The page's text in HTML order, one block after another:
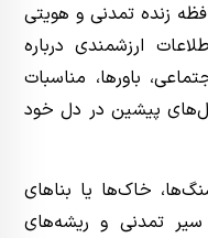
زنده تمدنی و هویتی
ارزشمندی درباره
باورها، مناسبات
پیشین در دل خود
خاک‌ها یا بناهای
تمدنی و ریشه‌های